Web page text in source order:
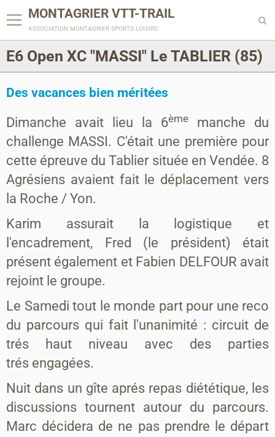
MONTAGRIER VTT-TRAIL
association montagrier sports loisirs
E6 Open XC "MASSI" Le TABLIER (85)
Des vacances bien méritées
Dimanche avait lieu la 6ème
manche du
challenge MASSI. C'était une première pour
cette épreuve du Tablier située en Vendée. 8
Agrésiens avaient fait le déplacement vers
la Roche / Yon.
Karim assurait la logistique et
l'encadrement, Fred (le président) était
présent également et Fabien DELFOUR avait
rejoint le groupe.
Le Samedi tout le monde part pour une reco
du parcours qui fait l'unanimité : circuit de
trés haut niveau avec des parties
trés engagées.
Nuit dans un gîte aprés repas diététique, les
discussions tournent autour du parcours.
Marc décidera de ne pas prendre le départ